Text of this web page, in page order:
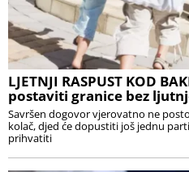
LJETNJI RASPUST KOD
postaviti granice bez
Savršen dogovor vjerovatno ne
kolač, djed će dopustiti još jednu
prihvatiti